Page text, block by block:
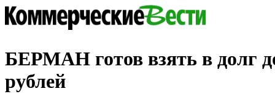
БЕРМАН готов взять в долг
рублей